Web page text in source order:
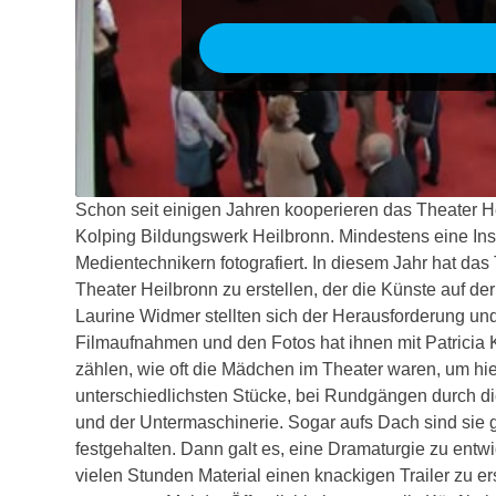
Schon seit einigen Jahren kooperieren das Theater
Kolping Bildungswerk Heilbronn. Mindestens eine
Medientechnikern fotografiert. In diesem Jahr hat
Theater Heilbronn zu erstellen, der die Künste auf
Laurine Widmer stellten sich der Herausforderung
Filmaufnahmen und den Fotos hat ihnen mit
zählen, wie oft die Mädchen im Theater waren, um
unterschiedlichsten Stücke, bei Rundgängen durch
und der Untermaschinerie. Sogar aufs Dach sind sie
festgehalten. Dann galt es, eine Dramaturgie zu
vielen Stunden Material einen knackigen Trailer zu